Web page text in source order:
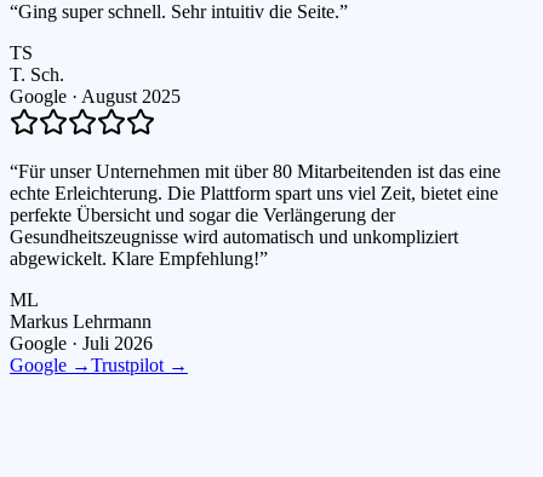
“Ging super schnell. Sehr intuitiv die Seite.”
TS
T. Sch.
Google · August 2025
“Für unser Unternehmen mit über 80 Mitarbeitenden ist das eine
echte Erleichterung. Die Plattform spart uns viel Zeit, bietet eine
perfekte Übersicht und sogar die Verlängerung der
Gesundheitszeugnisse wird automatisch und unkompliziert
abgewickelt. Klare Empfehlung!”
ML
Markus Lehrmann
Google · Juli 2026
Google →Trustpilot →